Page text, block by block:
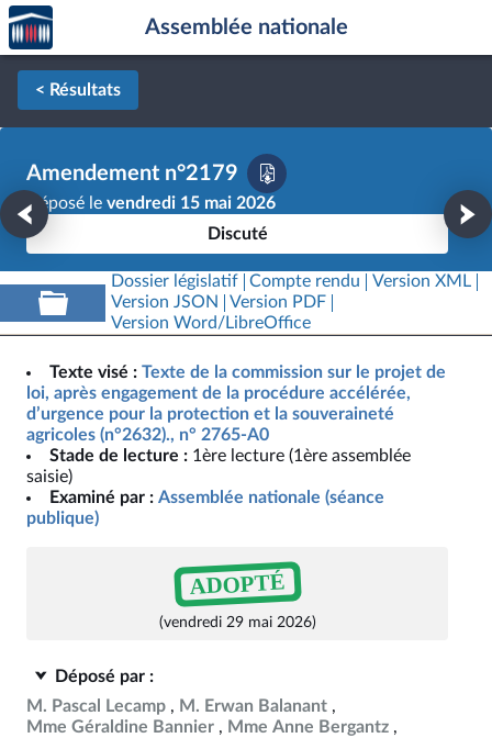
Aller au contenu
Aller en bas de la page
Accèder
à la
page
d'accueil
Assemblée nationale
< Résultats
Amendement n°2179
Déposé le vendredi 15 mai 2026
Discuté
Dossier législatif Compte rendu
Version XML
Version JSON
Version PDF
Version Word/LibreOffice
Texte visé : Texte de la commission sur le projet de
loi, après engagement de la procédure accélérée,
d’urgence pour la protection et la souveraineté
agricoles (n°2632)., n° 2765-A0
Stade de lecture : 1ère lecture (1ère assemblée
saisie)
Examiné par : Assemblée nationale (séance
publique)
ADOPTÉ
(vendredi 29 mai 2026)
Déposé par :
M. Pascal Lecamp
M. Erwan Balanant
Mme Géraldine Bannier
Mme Anne Bergantz